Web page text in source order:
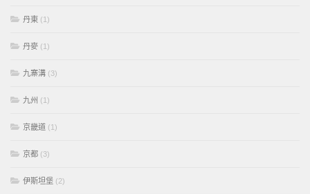
丹東 (1)
丹麥 (1)
九寨溝 (3)
九州 (1)
京畿道 (1)
京都 (3)
伊斯坦堡 (2)